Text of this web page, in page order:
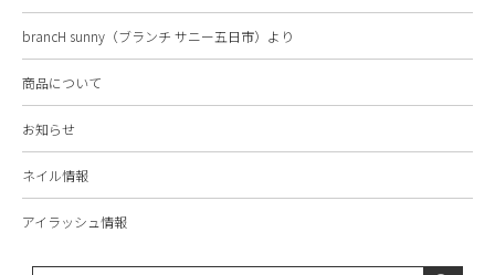
brancH sunny（ブランチ サニー五日市）より
商品について
お知らせ
ネイル情報
アイラッシュ情報